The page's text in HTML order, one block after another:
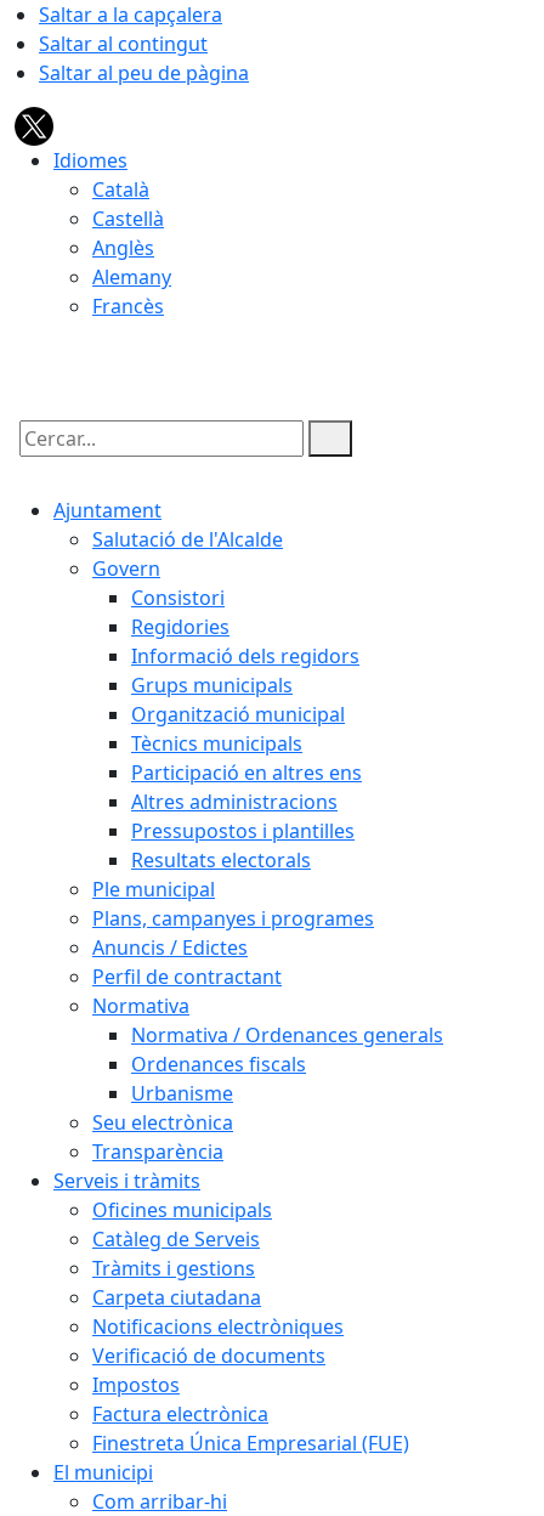
Saltar a la capçalera
Saltar al contingut
Saltar al peu de pàgina
Idiomes
Català
Castellà
Anglès
Alemany
Francès
Cercar:
Ajuntament
Salutació de l'Alcalde
Govern
Consistori
Regidories
Informació dels regidors
Grups municipals
Organització municipal
Tècnics municipals
Participació en altres ens
Altres administracions
Pressupostos i plantilles
Resultats electorals
Ple municipal
Plans, campanyes i programes
Anuncis / Edictes
Perfil de contractant
Normativa
Normativa / Ordenances generals
Ordenances fiscals
Urbanisme
Seu electrònica
Transparència
Serveis i tràmits
Oficines municipals
Catàleg de Serveis
Tràmits i gestions
Carpeta ciutadana
Notificacions electròniques
Verificació de documents
Impostos
Factura electrònica
Finestreta Única Empresarial (FUE)
El municipi
Com arribar-hi